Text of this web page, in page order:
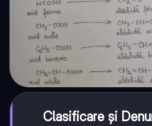
Clasificare și